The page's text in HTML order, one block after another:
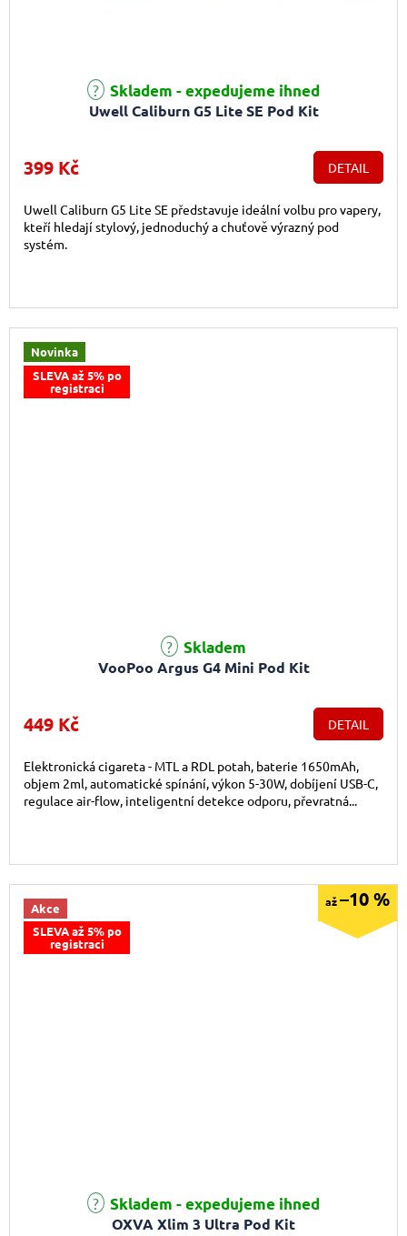
Uwell Caliburn G5 Lite SE Pod Kit
Skladem - expedujeme ihned
399 Kč DETAIL
Uwell Caliburn G5 Lite SE představuje ideální volbu pro vapery,
kteří hledají stylový, jednoduchý a chuťově výrazný pod
systém.
Novinka
SLEVA až 5% po
registraci
VooPoo Argus G4 Mini Pod Kit
Skladem
449 Kč DETAIL
Elektronická cigareta - MTL a RDL potah, baterie 1650mAh,
objem 2ml, automatické spínání, výkon 5-30W, dobíjení USB-C,
regulace air-flow, inteligentní detekce odporu, převratná...
Akce
SLEVA až 5% po
registraci
až–10 %
OXVA Xlim 3 Ultra Pod Kit
Průměrné hodnocení produktu je 5,0 z 5 hvězdiček.
Skladem - expedujeme ihned